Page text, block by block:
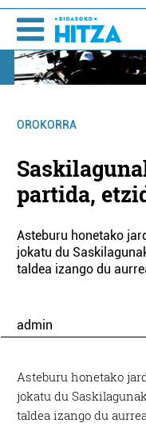
OROKORRA
partida,
Asteburu honetako
jokatu du
taldea izango du
admin
Asteburu honetako
jokatu du
taldea izango du